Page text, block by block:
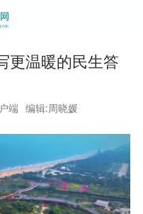
更温暖的民生答
端 编辑:周晓媛